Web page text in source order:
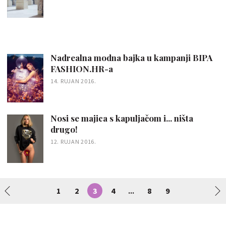
Nadrealna modna bajka u kampanji BIPA
FASHION.HR-a
14. RUJAN 2016.
Nosi se majica s kapuljačom i... ništa
drugo!
12. RUJAN 2016.
1 2 3 4 ... 8 9